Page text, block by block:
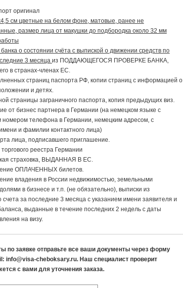
оригинал
см цветные на белом фоне, матовые, ранее не
размер лица от макушки до подбородка около 32 мм
о состоянии счёта с выпиской о движении средств по
3 месяцаиз ПОДДАЮЩЕГОСЯ ПРОВЕРКЕ БАНКА,
в странах-членах ЕС.
страниц паспорта РФ, копии страниц с информацией о
и детях.
страницы заграничного паспорта, копия предыдущих виз.
от бизнес партнера в Германии (на немецком языке с
номером телефона в Германии, немецким адресом, с
и фамилии контактного лица)
лица, подписавшего приглашение.
реестра Германии
страховка, ВЫДАННАЯ В ЕС.
ОПЛАЧЕННЫХ билетов.
владения в России недвижимостью, земельными
в бизнесе и т.п. (не обязательно), выписки из
счета за последние 3 месяца с указанием имени заявителя и
выданные в течение последних 2 недель с даты
на визу.
по заявке отправьте все ваши документы через форму
info@visa-cheboksary.ru. Наш специалист проверит
с вами для уточнения заказа.